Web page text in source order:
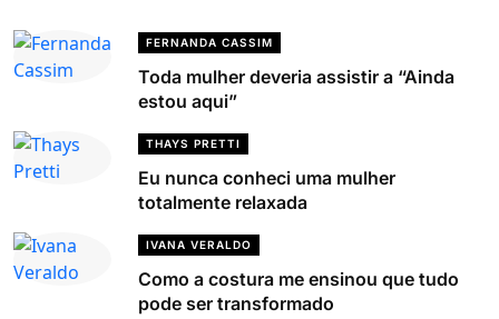
FERNANDA CASSIM
Toda mulher deveria assistir a “Ainda
estou aqui”
THAYS PRETTI
Eu nunca conheci uma mulher
totalmente relaxada
IVANA VERALDO
Como a costura me ensinou que tudo
pode ser transformado